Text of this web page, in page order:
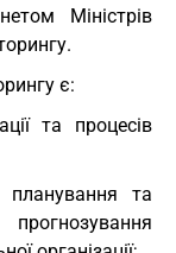
Міністрів
є:
та процесів
планування та